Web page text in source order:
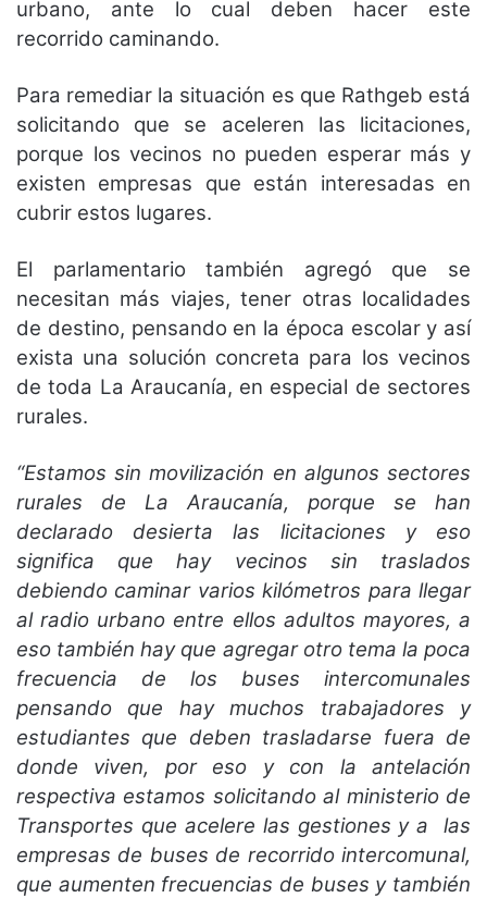
urbano, ante lo cual deben hacer este
recorrido caminando.
Para remediar la situación es que Rathgeb está
solicitando que se aceleren las licitaciones,
porque los vecinos no pueden esperar más y
existen empresas que están interesadas en
cubrir estos lugares.
El parlamentario también agregó que se
necesitan más viajes, tener otras localidades
de destino, pensando en la época escolar y así
exista una solución concreta para los vecinos
de toda La Araucanía, en especial de sectores
rurales.
“Estamos sin movilización en algunos sectores
rurales de La Araucanía, porque se han
declarado desierta las licitaciones y eso
significa que hay vecinos sin traslados
debiendo caminar varios kilómetros para llegar
al radio urbano entre ellos adultos mayores, a
eso también hay que agregar otro tema la poca
frecuencia de los buses intercomunales
pensando que hay muchos trabajadores y
estudiantes que deben trasladarse fuera de
donde viven, por eso y con la antelación
respectiva estamos solicitando al ministerio de
Transportes que acelere las gestiones y a las
empresas de buses de recorrido intercomunal,
que aumenten frecuencias de buses y también